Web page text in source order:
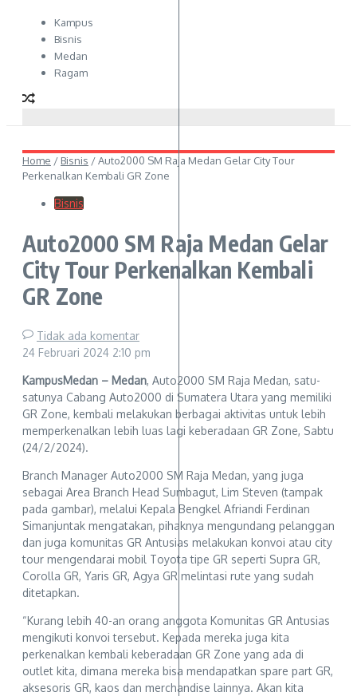
Kampus
Bisnis
Medan
Ragam
Home / Bisnis /Auto2000 SM Raja Medan Gelar City Tour
Perkenalkan Kembali GR Zone
Bisnis
Auto2000 SM Raja Medan Gelar
City Tour Perkenalkan Kembali
GR Zone
Tidak ada komentar
24 Februari 2024 2:10 pm
KampusMedan – Medan, Auto2000 SM Raja Medan, satu-
satunya Cabang Auto2000 di Sumatera Utara yang memiliki
GR Zone, kembali melakukan berbagai aktivitas untuk lebih
memperkenalkan lebih luas lagi keberadaan GR Zone, Sabtu
(24/2/2024).
Branch Manager Auto2000 SM Raja Medan, yang juga
sebagai Area Branch Head Sumbagut, Lim Steven (tampak
pada gambar), melalui Kepala Bengkel Afriandi Ferdinan
Simanjuntak mengatakan, pihaknya mengundang pelanggan
dan juga komunitas GR Antusias melakukan konvoi atau city
tour mengendarai mobil Toyota tipe GR seperti Supra GR,
Corolla GR, Yaris GR, Agya GR melintasi rute yang sudah
ditetapkan.
“Kurang lebih 40-an orang anggota Komunitas GR Antusias
mengikuti konvoi tersebut. Kepada mereka juga kita
perkenalkan kembali keberadaan GR Zone yang ada di
outlet kita, dimana mereka bisa mendapatkan spare part GR,
aksesoris GR, kaos dan merchandise lainnya. Akan kita